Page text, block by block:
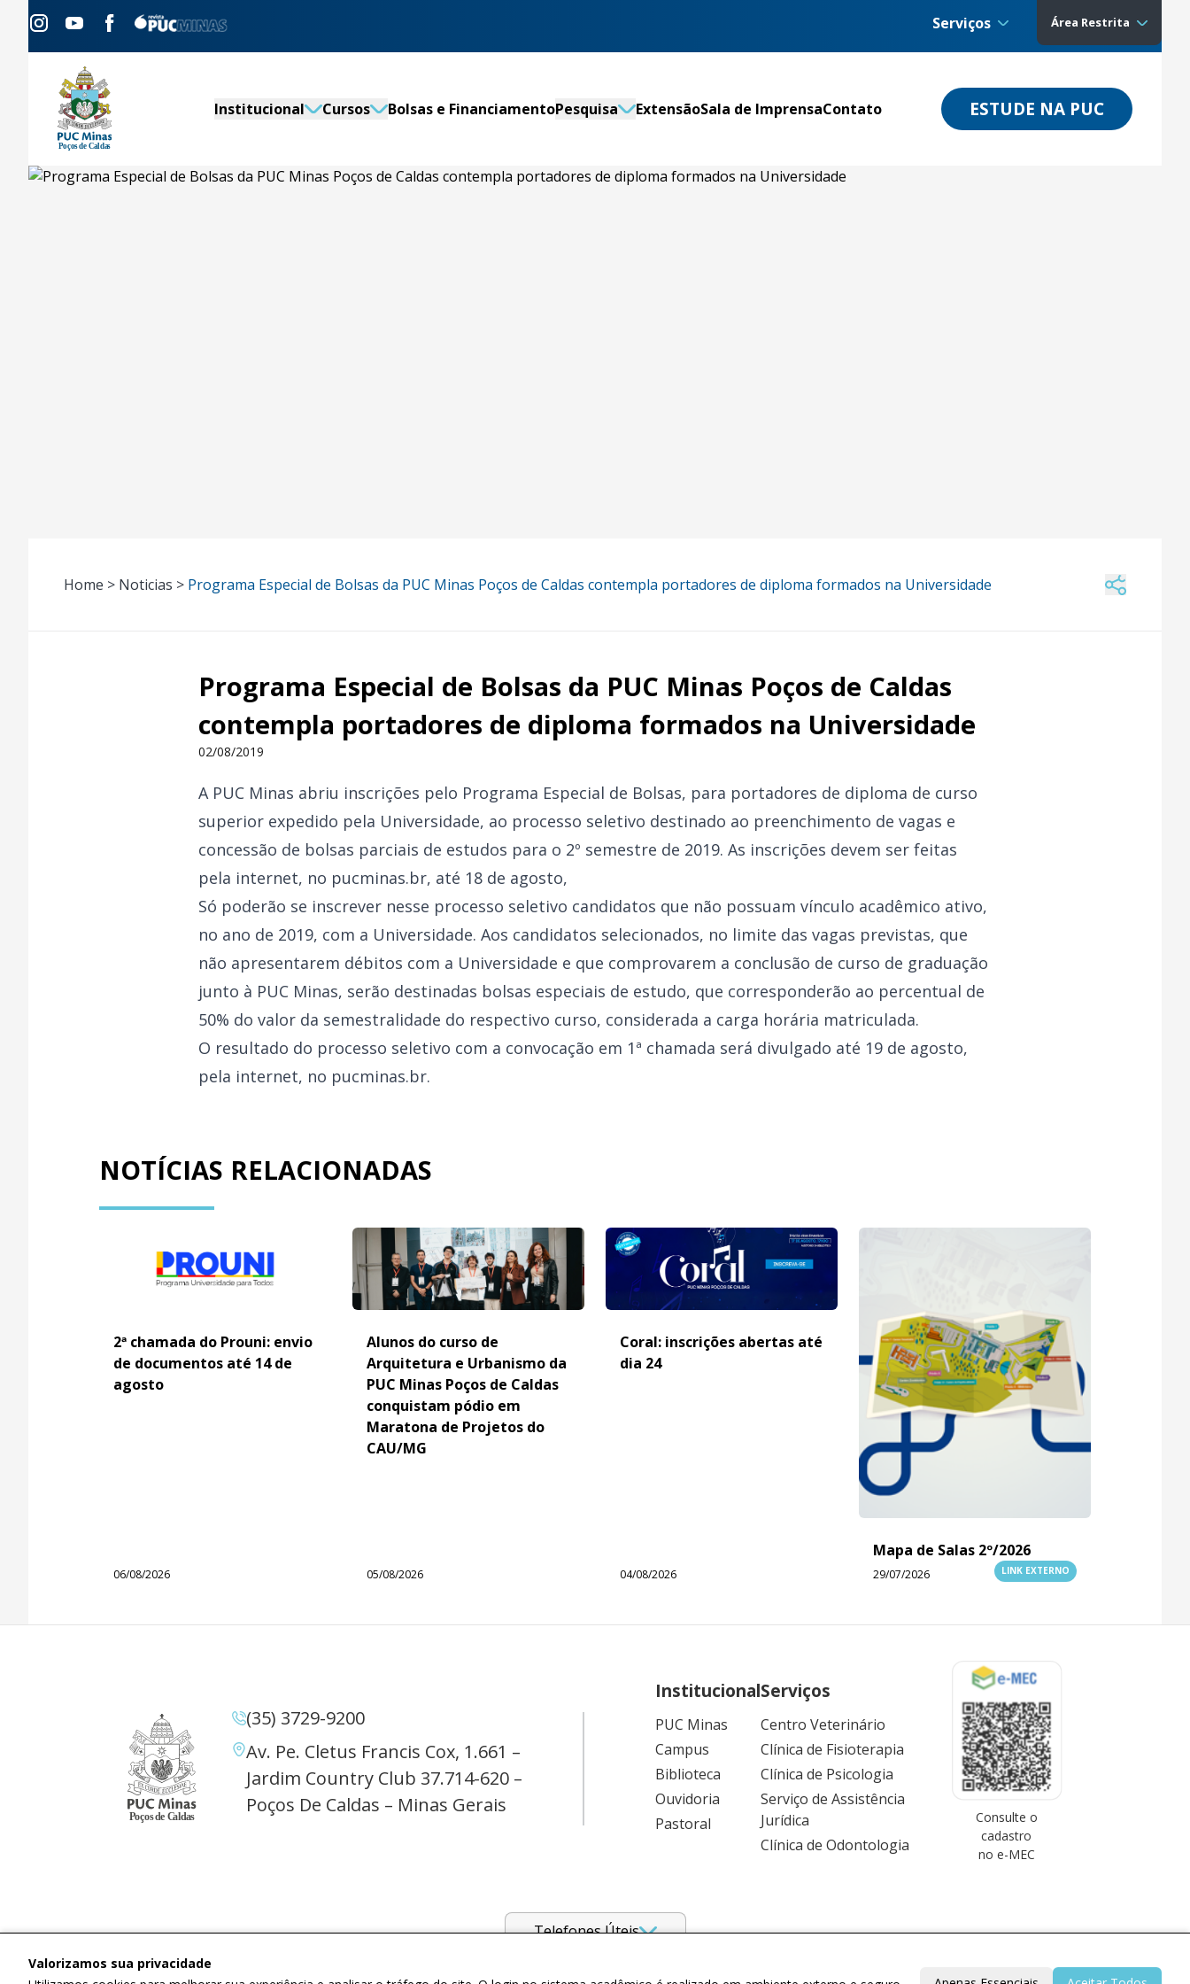
Serviços Área Restrita
Institucional Cursos Bolsas e FinanciamentoPesquisa ExtensãoSala de ImprensaContato ESTUDE NA PUC
Home > Noticias > Programa Especial de Bolsas da PUC Minas Poços de Caldas contempla portadores de diploma formados na Universidade
Programa Especial de Bolsas da PUC Minas Poços de Caldas
contempla portadores de diploma formados na Universidade
02/08/2019
A PUC Minas abriu inscrições pelo Programa Especial de Bolsas, para portadores de diploma de curso
superior expedido pela Universidade, ao processo seletivo destinado ao preenchimento de vagas e
concessão de bolsas parciais de estudos para o 2º semestre de 2019. As inscrições devem ser feitas
pela internet, no pucminas.br, até 18 de agosto,
Só poderão se inscrever nesse processo seletivo candidatos que não possuam vínculo acadêmico ativo,
no ano de 2019, com a Universidade. Aos candidatos selecionados, no limite das vagas previstas, que
não apresentarem débitos com a Universidade e que comprovarem a conclusão de curso de graduação
junto à PUC Minas, serão destinadas bolsas especiais de estudo, que corresponderão ao percentual de
50% do valor da semestralidade do respectivo curso, considerada a carga horária matriculada.
O resultado do processo seletivo com a convocação em 1ª chamada será divulgado até 19 de agosto,
pela internet, no pucminas.br.
NOTÍCIAS RELACIONADAS
2ª chamada do Prouni: envio
de documentos até 14 de
agosto
06/08/2026
Alunos do curso de
Arquitetura e Urbanismo da
PUC Minas Poços de Caldas
conquistam pódio em
Maratona de Projetos do
CAU/MG
05/08/2026
Coral: inscrições abertas até
dia 24
04/08/2026
Mapa de Salas 2º/2026
29/07/2026 LINK EXTERNO
Valorizamos sua privacidade
(35) 3729-9200
Av. Pe. Cletus Francis Cox, 1.661 –
Jardim Country Club 37.714-620 –
Poços De Caldas – Minas Gerais
Institucional
PUC Minas
Campus
Biblioteca
Ouvidoria
Pastoral
Serviços
Centro Veterinário
Clínica de Fisioterapia
Clínica de Psicologia
Serviço de Assistência
Jurídica
Clínica de Odontologia
Consulte o
cadastro
no e-MEC
Telefones Úteis